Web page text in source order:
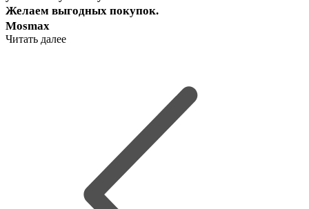
Желаем выгодных покупок.
Mosmax
Читать далее